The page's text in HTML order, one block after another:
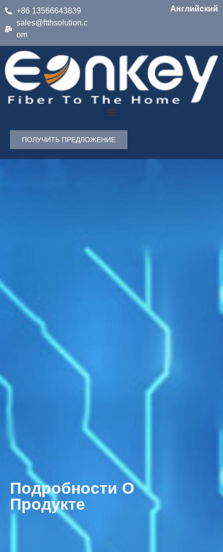
+86 13566643839
sales@ftthsolution.c
om
Английский
ПОЛУЧИТЬ ПРЕДЛОЖЕНИЕ
Подробности О
Продукте